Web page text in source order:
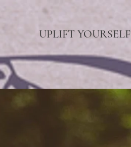
UPLIFT YOURSELF